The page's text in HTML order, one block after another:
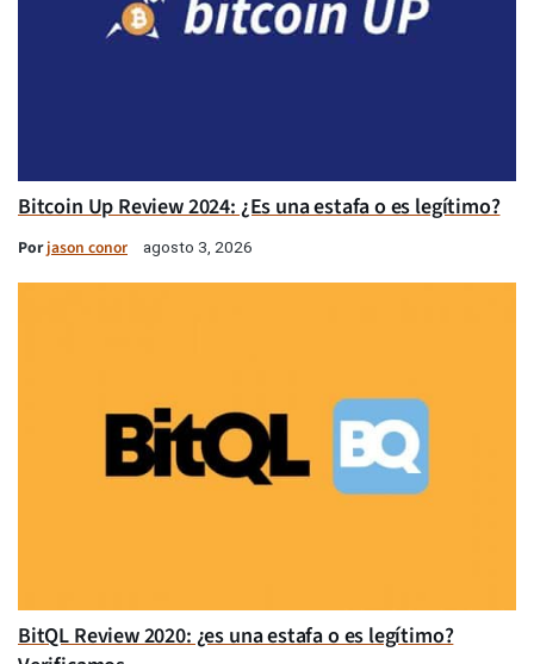
Bitcoin Up Review 2024: ¿Es una estafa o es legítimo?
Porjason conor agosto 3, 2026
BitQL Review 2020: ¿es una estafa o es legítimo?